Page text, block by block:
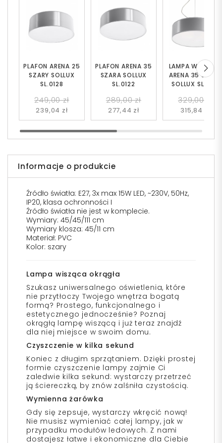
PLAFON ARENA 25
SZARY SOLLUX
SL.0128
249,00 zł
239,04 zł
PLAFON ARENA 35
SZARA SOLLUX
SL.0122
289,00 zł
277,44 zł
LAMPA WISZĄCA
ARENA 35 SZARA
SOLLUX SL.0116
329,00 zł
315,84 zł
Informacje o produkcie
Źródło światła: E27, 3x max 15W LED, ~230V, 50Hz,
IP20, klasa ochronności I
Źródło światła nie jest w komplecie.
Wymiary: 45/45/111 cm
Wymiary klosza: 45/11 cm
Materiał: PVC
Kolor: szary
Lampa wisząca okrągła
Szukasz uniwersalnego oświetlenia, które
nie przytłoczy Twojego wnętrza bogatą
formą? Prostego, funkcjonalnego i
estetycznego jednocześnie? Poznaj
okrągłą lampę wiszącą i już teraz znajdź
dla niej miejsce w swoim domu.
Czyszczenie w kilka sekund
Koniec z długim sprzątaniem. Dzięki prostej
formie czyszczenie lampy zajmie Ci
zaledwie kilka sekund: wystarczy przetrzeć
ją ściereczką, by znów zalśniła czystością.
Wymienna żarówka
Gdy się zepsuje, wystarczy wkręcić nową!
Nie musisz wymieniać całej lampy, jak w
przypadku modułów ledowych. Z nami
dostajesz łatwe i ekonomiczne dla Ciebie